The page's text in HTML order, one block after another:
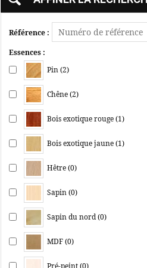
Référence :
Essences :
Pin (2)
Chêne (2)
Bois exotique rouge (1)
Bois exotique jaune (1)
Hêtre (0)
Sapin (0)
Sapin du nord (0)
MDF (0)
Pré-peint (0)